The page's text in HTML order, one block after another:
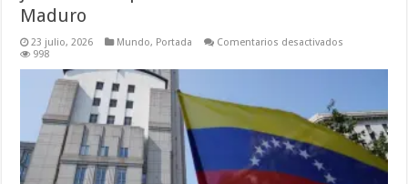
Maduro
23 julio, 2026 Mundo, Portada Comentarios desactivados
junio
de
2027
juicio
998